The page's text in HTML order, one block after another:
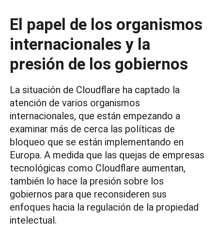
El papel de los organismos
internacionales y la
presión de los gobiernos
La situación de Cloudflare ha captado la
atención de varios organismos
internacionales, que están empezando a
examinar más de cerca las políticas de
bloqueo que se están implementando en
Europa. A medida que las quejas de empresas
tecnológicas como Cloudflare aumentan,
también lo hace la presión sobre los
gobiernos para que reconsideren sus
enfoques hacia la regulación de la propiedad
intelectual.